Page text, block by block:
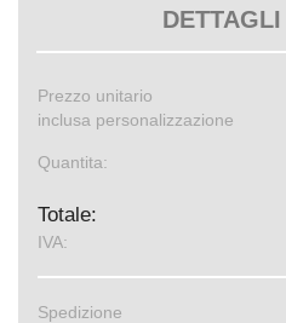
Prezzo unitario
inclusa personalizzazione
Quantita:
Totale:
IVA:
Spedizione